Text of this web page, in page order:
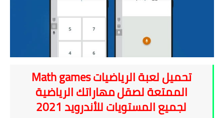
كمبيتور ولابتوب
شروحات
معلومات ونصائح
خلفيات
تحميل لعبة الرياضيات Math games
الممتعة لصقل مهاراتك الرياضية
لجميع المستويات للأندرويد 2021